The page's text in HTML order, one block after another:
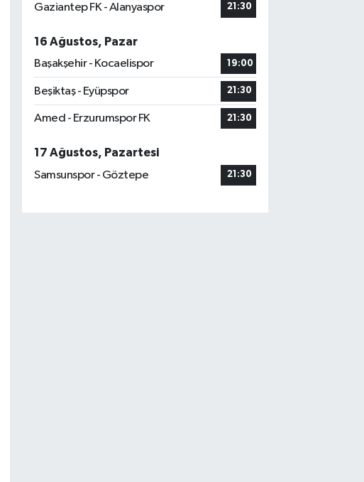
Gaziantep FK - Alanyaspor 21:30
16 Ağustos, Pazar
Başakşehir - Kocaelispor
19:00
Beşiktaş - Eyüpspor 21:30
Amed - Erzurumspor FK 21:30
17 Ağustos, Pazartesi
Samsunspor - Göztepe
21:30